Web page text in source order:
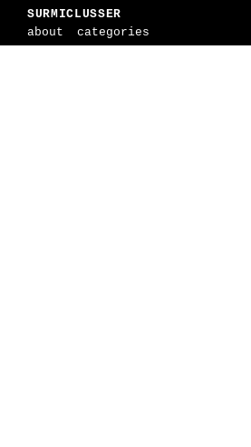
SURMICLUSSER
about
categories